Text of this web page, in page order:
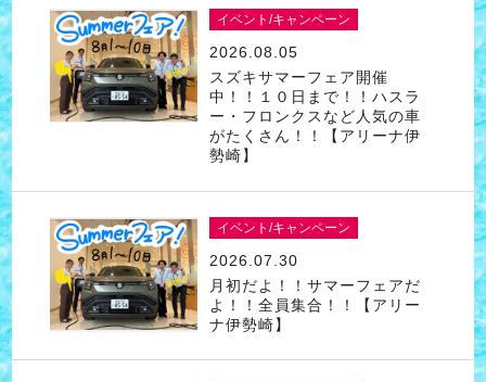
イベント/キャンペーン
2026.08.05
スズキサマーフェア開催
中！！１０日まで！！ハスラ
ー・フロンクスなど人気の車
がたくさん！！【アリーナ伊
勢崎】
イベント/キャンペーン
2026.07.30
月初だよ！！サマーフェアだ
よ！！全員集合！！【アリー
ナ伊勢崎】